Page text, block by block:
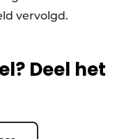
vervolgd.
Deel het